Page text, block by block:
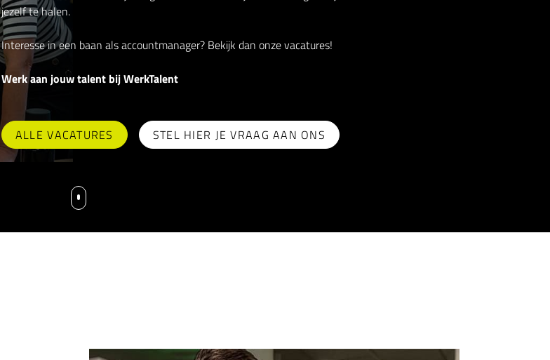
jezelf te halen.
Interesse in een baan als accountmanager? Bekijk dan onze vacatures!
Werk aan jouw talent bij WerkTalent
ALLE VACATURES STEL HIER JE VRAAG AAN ONS